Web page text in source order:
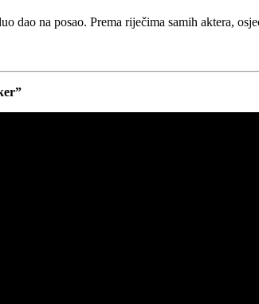
dao na posao. Prema riječima samih aktera,